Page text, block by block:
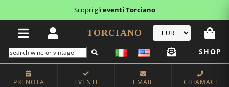
Scopri glieventi Torciano
TORCIANO
SHOP
PRENOTA EVENTI EMAIL CHIAMACI